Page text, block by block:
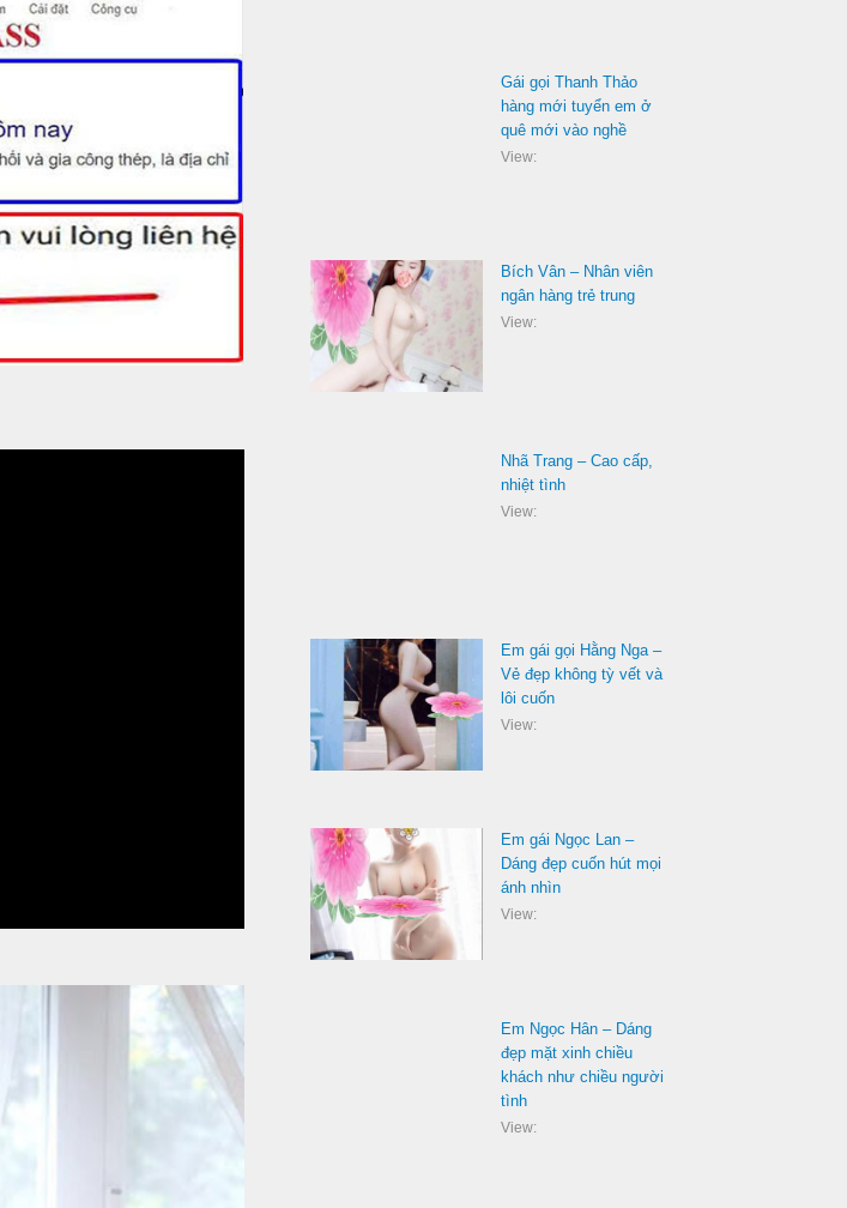
Gái gọi Thanh Thảo
hàng mới tuyển em ở
quê mới vào nghề
View:
Bích Vân – Nhân viên
ngân hàng trẻ trung
View:
Nhã Trang – Cao cấp,
nhiệt tình
View:
Em gái gọi Hằng Nga –
Vẻ đẹp không tỳ vết và
lôi cuốn
View:
Em gái Ngọc Lan –
Dáng đẹp cuốn hút mọi
ánh nhìn
View:
Em Ngọc Hân – Dáng
đẹp mặt xinh chiều
khách như chiều người
tình
View: